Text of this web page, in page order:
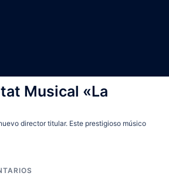
Musical «La
director titular. Este prestigioso músico